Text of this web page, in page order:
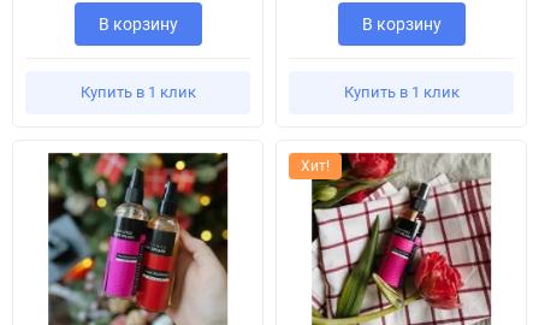
В корзину
Купить в 1 клик
В корзину
Купить в 1 клик
Хит!